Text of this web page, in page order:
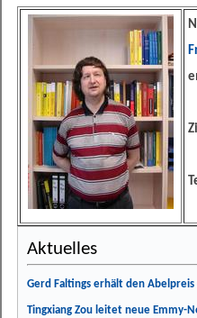
Aktuelles
Gerd Faltings erhält den Abelpreis
Tingxiang Zou leitet neue Emmy-